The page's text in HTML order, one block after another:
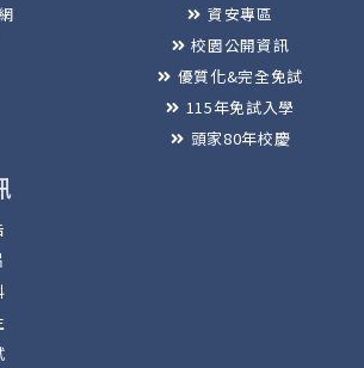
資安專區
校園公開資訊
優質化&完全免試
115年免試入學
頭家80年校慶